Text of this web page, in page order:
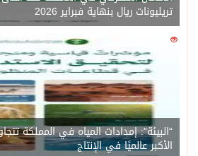
تريليونات ريال بنهاية فبراير 2026
1450
الأكبر عالميًا في الإنتاج